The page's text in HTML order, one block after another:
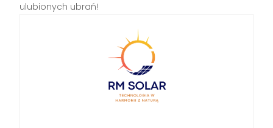
ulubionych ubrań!